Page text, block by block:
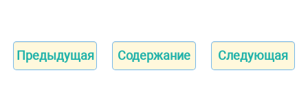
Предыдущая Содержание Следующая